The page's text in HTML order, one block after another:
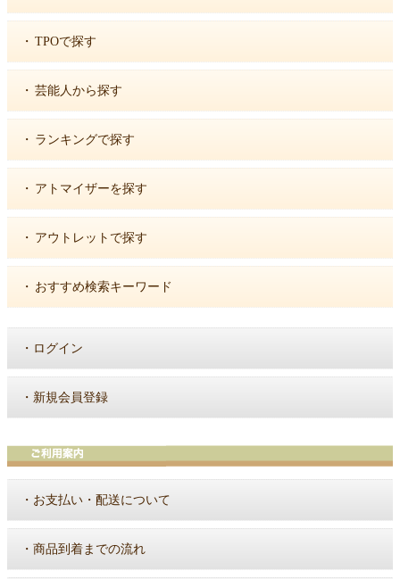
・ TPOで探す
・ 芸能人から探す
・ ランキングで探す
・ アトマイザーを探す
・ アウトレットで探す
・ おすすめ検索キーワード
・ ログイン
・ 新規会員登録
・ お支払い・配送について
・ 商品到着までの流れ